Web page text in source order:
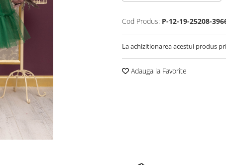
Cod Produs: P-12-19-25208-
La achizitionarea acestui produs
Adauga la Favorite